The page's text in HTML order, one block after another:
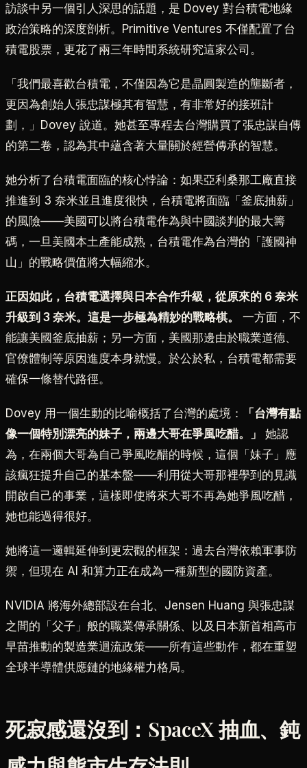
訪談中另一個引人深思的話題，是 Dovey 對台積電地緣
政治策略的深度剖析。Primitive Ventures 不僅配置了台
積電股票，更花了兩三年時間系統研究這家公司。
「我們最喜歡台積電，不僅因為它是晶圓製造的壟斷者，
更因為創始人張忠謀極其有智慧，有非常好的接班計
劃，」Dovey 說道。她甚至專程去台灣購買了張忠謀自傳
的第二卷，認為其中蘊含著大量關於經營傳承的智慧。
她分析了台積電面臨的核心悖論：如果亞利桑那工廠直接
推進到 3 奈米並且進度很快，台積電將面臨「釜底抽薪」
的風險——美國可以將台積電作為與中國談判的最大籌
碼，一旦美國本土產能成熟，台積電作為台灣的「護國神
山」的戰略價值將大幅縮水。
正因如此，台積電選擇與日本合作升級，從原來的 6 奈米
升級到 3 奈米。這是一步極為精妙的戰略棋。
一方面，不
能讓美國釜底抽薪；另一方面，美國那邊由於職業道德、
官僚體制等原因進度本身就慢。於公於私，台積電都需要
確保一條替代路徑。
Dovey 用一個生動的比喻概括了台灣的處境：
「台灣有點
像一個特別漂亮的妹子，兩邊大哥在爭風吃醋。」
她認
為，在兩個大哥為自己爭風吃醋的時候，這個「妹子」應
該瘋狂提升自己的基本盤——利用從大哥那裡學到的見識
開啟自己的事業，這樣即使將來大哥不再為她爭風吃醋，
她也能過得很好。
她將這一邏輯延伸到更宏觀的框架：過去台灣依賴軍事防
禦，但現在 AI 和算力正在成為一種新型的國防資產。
NVIDIA 將海外總部設在台北、Jensen Huang 與張忠謀
之間的「父子」般的職業傳承關係、以及日本新首相高市
早苗推動的製造業迴流政策——所有這些動作，都在重塑
全球半導體供應鏈的地緣權力格局。
死寂感還沒到：SpaceX 抽血、鈍